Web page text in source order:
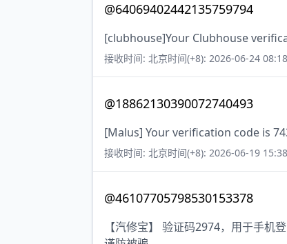
@64069402442135759794
[clubhouse]Your Clubhouse
接收时间: 北京时间(+8): 2026-06-24
@18862130390072740493
[Malus] Your verification code is
接收时间: 北京时间(+8): 2026-06-19
@46107705798530153378
【汽修宝】 验证码2974，用于手机